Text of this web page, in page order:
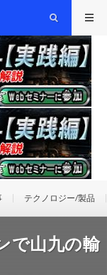
テクノロジー/製品
で山九の輸